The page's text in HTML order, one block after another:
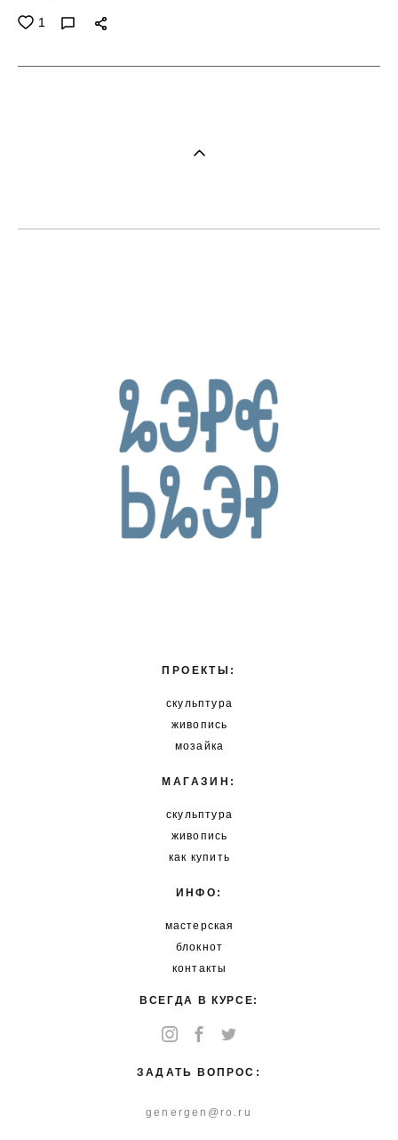
1
ПРОЕКТЫ:
скульптура
живопись
мозайка
МАГАЗИН:
скульптура
живопись
как купить
ИНФО:
мастерская
блокнот
контакты
ВСЕГДА В КУРСЕ:
ЗАДАТЬ ВОПРОС:
genergen@ro.ru